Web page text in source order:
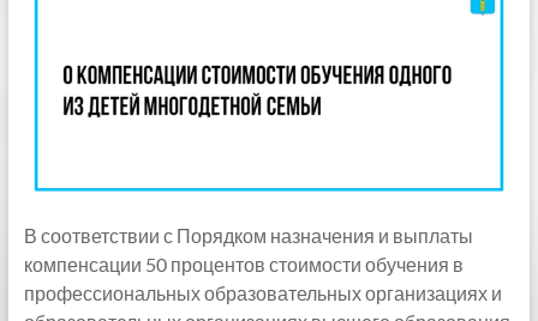
В соответствии с Порядком назначения и выплаты
компенсации 50 процентов стоимости обучения в
профессиональных образовательных организациях и